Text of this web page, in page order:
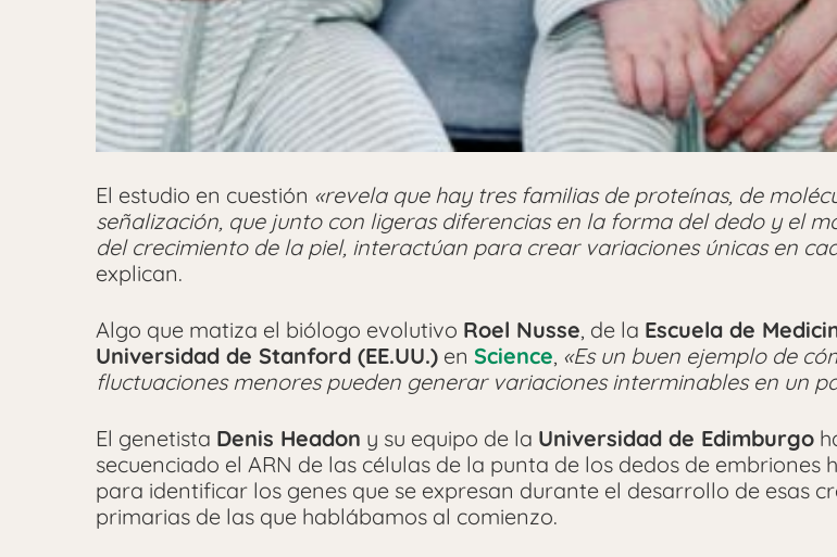
El estudio en cuestión «revela que hay tres familias de proteínas, de
señalización, que junto con ligeras diferencias en la forma del dedo y el
del crecimiento de la piel, interactúan para crear variaciones únicas en
explican.
Algo que matiza el biólogo evolutivo Roel Nusse, de la Escuela de
Universidad de Stanford (EE.UU.) en Science, «Es un buen ejemplo de
fluctuaciones menores pueden generar variaciones interminables en un
El genetista Denis Headon y su equipo de la Universidad de Edimburgo
secuenciado el ARN de las células de la punta de los dedos de embriones
para identificar los genes que se expresan durante el desarrollo de esas
primarias de las que hablábamos al comienzo.